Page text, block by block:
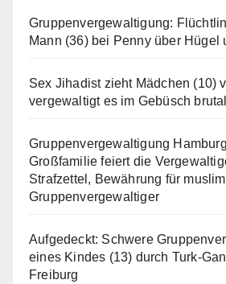
Gruppenvergewaltigung:
Mann (36) bei Penny über Hügel
Sex Jihadist zieht Mädchen (10)
vergewaltigt es im Gebüsch
Gruppenvergewaltigung
Großfamilie feiert die
Strafzettel, Bewährung für
Gruppenvergewaltiger
Aufgedeckt: Schwere
eines Kindes (13) durch Turk-
Freiburg